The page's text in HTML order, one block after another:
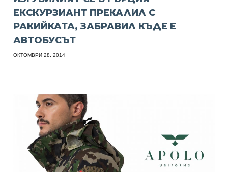
ЕКСКУРЗИАНТ ПРЕКАЛИЛ С
РАКИЙКАТА, ЗАБРАВИЛ КЪДЕ Е
АВТОБУСЪТ
ОКТОМВРИ 28, 2014